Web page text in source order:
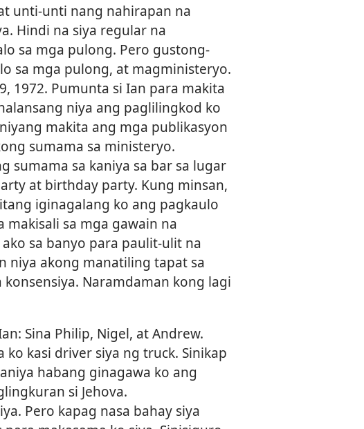
unti-unti nang nahirapan na
Hindi na siya regular na
sa mga pulong. Pero gustong-
sa mga pulong, at magministeryo.
1972. Pumunta si Ian para makita
niya ang paglilingkod ko
makita ang mga publikasyon
sumama sa ministeryo.
sumama sa kaniya sa bar sa lugar
at birthday party. Kung minsan,
iginagalang ko ang pagkaulo
sa mga gawain na
sa banyo para paulit-ulit na
niya akong manatiling tapat sa
Naramdaman kong lagi
Sina Philip, Nigel, at Andrew.
ko kasi driver siya ng truck. Sinikap
habang ginagawa ko ang
si Jehova.
Pero kapag nasa bahay siya